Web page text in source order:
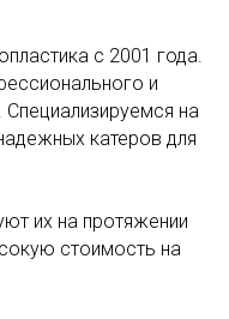
с 2001 года.
и
на
катеров для
их на протяжении
стоимость на